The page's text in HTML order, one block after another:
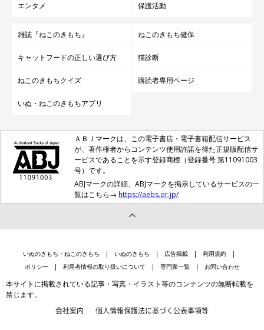
エンタメ 保護活動
雑誌『ねこのきもち』 ねこのきもち健保
キャットフードの正しい選び方 猫診断
ねこのきもちクイズ 購読者専用ページ
いぬ・ねこのきもちアプリ
ＡＢＪマークは、この電子書店・電子書籍配信サービス
が、著作権者からコンテンツ使用許諾を得た正規版配信サ
ービスであることを示す登録商標（登録番号 第11091003
号）です。
ABJマークの詳細、ABJマークを掲示しているサービスの一
覧はこちら→ https://aebs.or.jp/
いぬのきもち・ねこのきもち いぬのきもち 広告掲載
利用規約
ポリシー
利用者情報の取り扱いについて 専門家一覧 お問い合わせ
本サイトに掲載されている記事・写真・イラスト等のコンテンツの無断転載を
禁じます。
会社案内 個人情報保護法に基づく公表事項等